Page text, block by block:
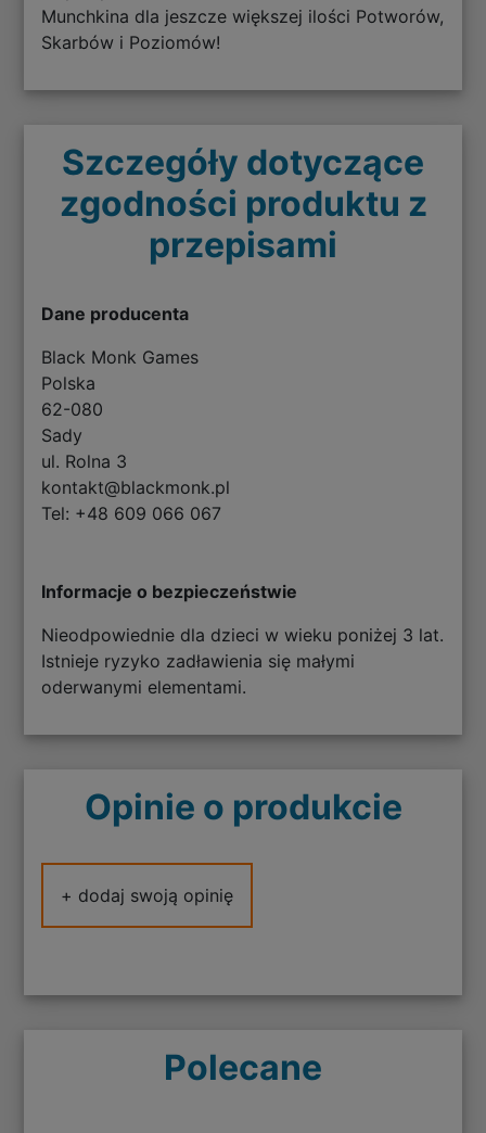
Munchkina dla jeszcze większej ilości Potworów,
Skarbów i Poziomów!
Szczegóły dotyczące
zgodności produktu z
przepisami
Dane producenta
Black Monk Games
Polska
62-080
Sady
ul. Rolna 3
kontakt@blackmonk.pl
Tel: +48 609 066 067
Informacje o bezpieczeństwie
Nieodpowiednie dla dzieci w wieku poniżej 3 lat.
Istnieje ryzyko zadławienia się małymi
oderwanymi elementami.
Opinie o produkcie
+ dodaj swoją opinię
Polecane